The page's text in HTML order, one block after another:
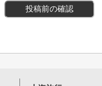
投稿前の確認